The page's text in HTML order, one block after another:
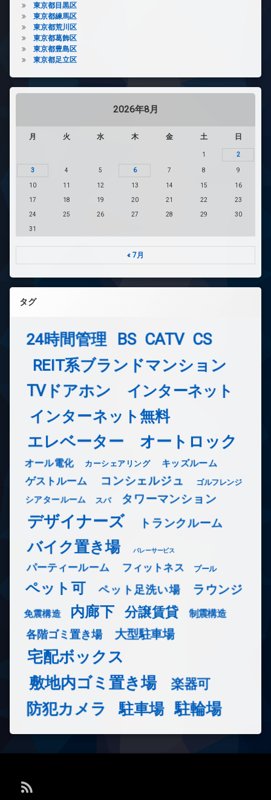
東京都目黒区
東京都練馬区
東京都荒川区
東京都葛飾区
東京都豊島区
東京都足立区
2026年8月
月 火 水 木 金 土 日
1 2
3 4 5 6 7 8 9
10 11 12 13 14 15 16
17 18 19 20 21 22 23
24 25 26 27 28 29 30
31
« 7月
タグ
24時間管理 BS CATV CS
REIT系ブランドマンション
TVドアホン インターネット
インターネット無料
エレベーター オートロック
オール電化 カーシェアリング キッズルーム
ゲストルーム コンシェルジュ ゴルフレンジ
シアタールーム スパ タワーマンション
デザイナーズ トランクルーム
バイク置き場 バレーサービス
パーティールーム フィットネス プール
ペット可 ペット足洗い場 ラウンジ
免震構造 内廊下 分譲賃貸 制震構造
各階ゴミ置き場 大型駐車場
宅配ボックス
敷地内ゴミ置き場
楽器可
防犯カメラ 駐車場 駐輪場
RSS